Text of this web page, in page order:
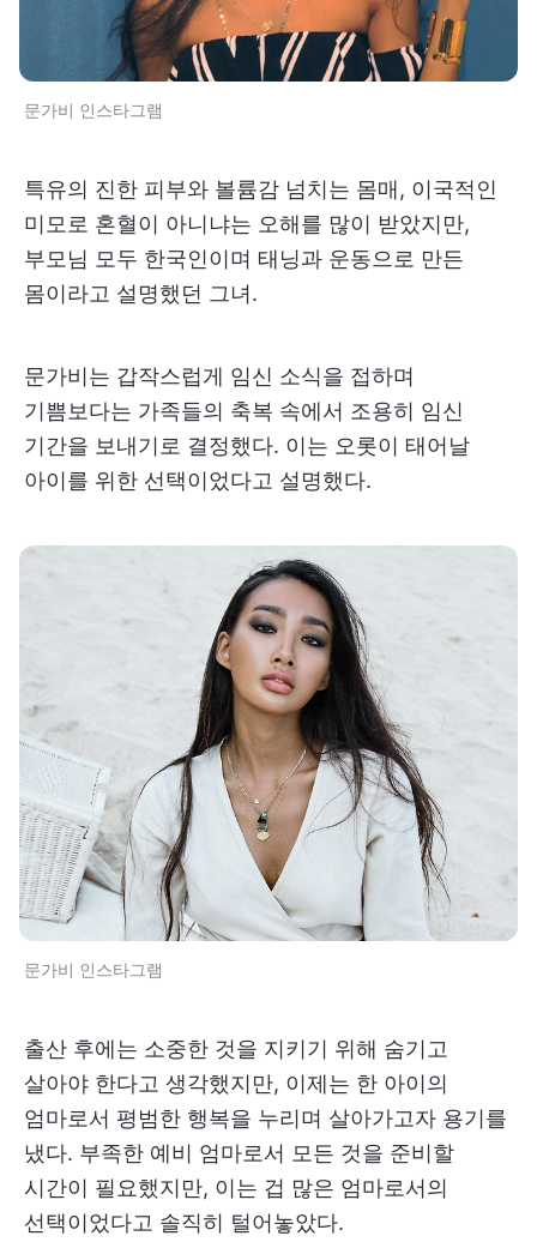
문가비 인스타그램
특유의 진한 피부와 볼륨감 넘치는 몸매, 이국적인
미모로 혼혈이 아니냐는 오해를 많이 받았지만,
부모님 모두 한국인이며 태닝과 운동으로 만든
몸이라고 설명했던 그녀.
문가비는 갑작스럽게 임신 소식을 접하며
기쁨보다는 가족들의 축복 속에서 조용히 임신
기간을 보내기로 결정했다. 이는 오롯이 태어날
아이를 위한 선택이었다고 설명했다.
문가비 인스타그램
출산 후에는 소중한 것을 지키기 위해 숨기고
살아야 한다고 생각했지만, 이제는 한 아이의
엄마로서 평범한 행복을 누리며 살아가고자 용기를
냈다. 부족한 예비 엄마로서 모든 것을 준비할
시간이 필요했지만, 이는 겁 많은 엄마로서의
선택이었다고 솔직히 털어놓았다.